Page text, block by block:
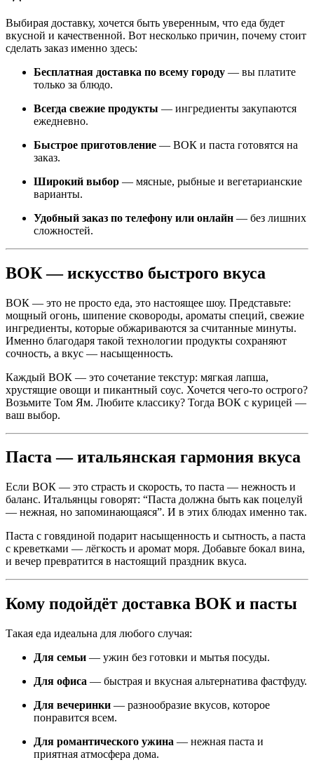
Выбирая доставку, хочется быть уверенным, что еда будет
вкусной и качественной. Вот несколько причин, почему стоит
сделать заказ именно здесь:
Бесплатная доставка по всему городу — вы платите
только за блюдо.
Всегда свежие продукты — ингредиенты закупаются
ежедневно.
Быстрое приготовление — ВОК и паста готовятся на
заказ.
Широкий выбор — мясные, рыбные и вегетарианские
варианты.
Удобный заказ по телефону или онлайн — без лишних
сложностей.
ВОК — искусство быстрого вкуса
ВОК — это не просто еда, это настоящее шоу. Представьте:
мощный огонь, шипение сковороды, ароматы специй, свежие
ингредиенты, которые обжариваются за считанные минуты.
Именно благодаря такой технологии продукты сохраняют
сочность, а вкус — насыщенность.
Каждый ВОК — это сочетание текстур: мягкая лапша,
хрустящие овощи и пикантный соус. Хочется чего-то острого?
Возьмите Том Ям. Любите классику? Тогда ВОК с курицей —
ваш выбор.
Паста — итальянская гармония вкуса
Если ВОК — это страсть и скорость, то паста — нежность и
баланс. Итальянцы говорят: “Паста должна быть как поцелуй
— нежная, но запоминающаяся”. И в этих блюдах именно так.
Паста с говядиной подарит насыщенность и сытность, а паста
с креветками — лёгкость и аромат моря. Добавьте бокал вина,
и вечер превратится в настоящий праздник вкуса.
Кому подойдёт доставка ВОК и пасты
Такая еда идеальна для любого случая:
Для семьи — ужин без готовки и мытья посуды.
Для офиса — быстрая и вкусная альтернатива фастфуду.
Для вечеринки — разнообразие вкусов, которое
понравится всем.
Для романтического ужина — нежная паста и
приятная атмосфера дома.